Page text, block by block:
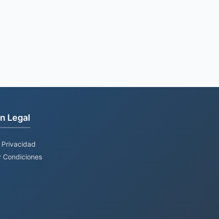
Legal
Condiciones